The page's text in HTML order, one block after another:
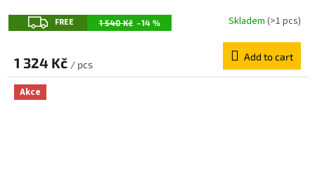
F
E
E
FREE 1 540 Kč –14 % Skladem (>1 pcs)
1 324 Kč / pcs
Add to cart
Akce